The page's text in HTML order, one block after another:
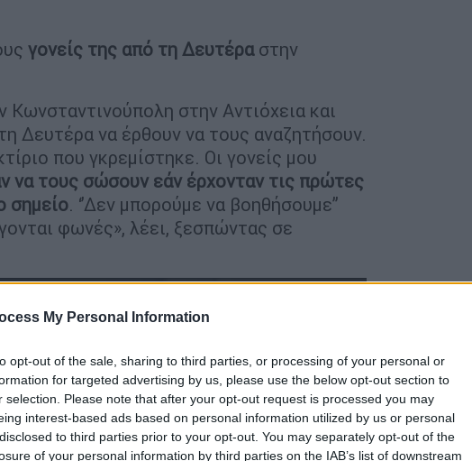
My Personal Information
opt-out of the sale, sharing to third parties, or processing of your personal or
for targeted advertising by us, please use the below opt-out section to
selection. Please note that after your opt-out request is processed you may
interest-based ads based on personal information utilized by us or personal
to third parties prior to your opt-out. You may separately opt-out of the
of your personal information by third parties on the IAB’s list of downstream
γονείς της από τη Δευτέραστην
Κωνσταντινούπολη στην Αντιόχεια και
Δευτέρα να έρθουν να τους αναζητήσουν.
που γκρεμίστηκε. Οι γονείς μου
να τους σώσουν εάν έρχονταν τις πρώτες
σημείο. ‘’Δεν μπορούμε να βοηθήσουμε’’
φωνές», λέει, ξεσπώντας σε